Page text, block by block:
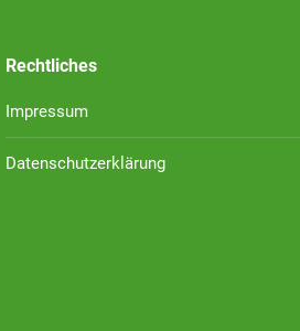
Rechtliches
Impressum
Datenschutzerklärung